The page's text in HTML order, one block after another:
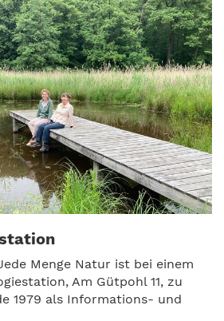
Menge Natur ist bei einem
Am Gütpohl 11, zu
1979 als Informations- und